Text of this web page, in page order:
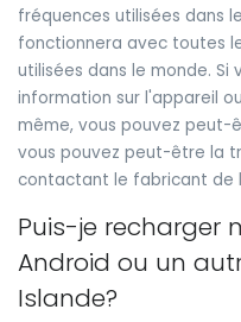
fréquences utilisées dans
fonctionnera avec toutes
utilisées dans le monde.
information sur l'appareil
même, vous pouvez peut-
vous pouvez peut-être la
contactant le fabricant de
Puis-je recharger
Android ou un
Islande?